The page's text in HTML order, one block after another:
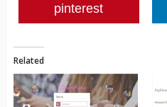
pinterest
Related